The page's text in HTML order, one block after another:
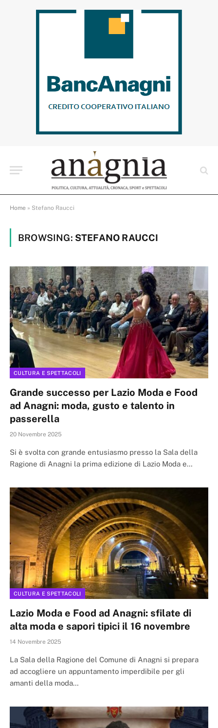
Home » Stefano Raucci
BROWSING: STEFANO RAUCCI
CULTURA E SPETTACOLI
Grande successo per Lazio Moda e Food
ad Anagni: moda, gusto e talento in
passerella
20 Novembre 2025
Si è svolta con grande entusiasmo presso la Sala della
Ragione di Anagni la prima edizione di Lazio Moda e…
CULTURA E SPETTACOLI
Lazio Moda e Food ad Anagni: sfilate di
alta moda e sapori tipici il 16 novembre
14 Novembre 2025
La Sala della Ragione del Comune di Anagni si prepara
ad accogliere un appuntamento imperdibile per gli
amanti della moda…